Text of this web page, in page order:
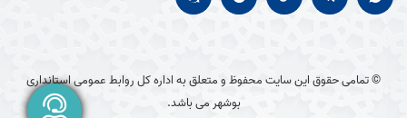
© تمامی حقوق این سایت محفوظ و متعلق به اداره کل روابط عمومی استانداری
بوشهر می باشد.